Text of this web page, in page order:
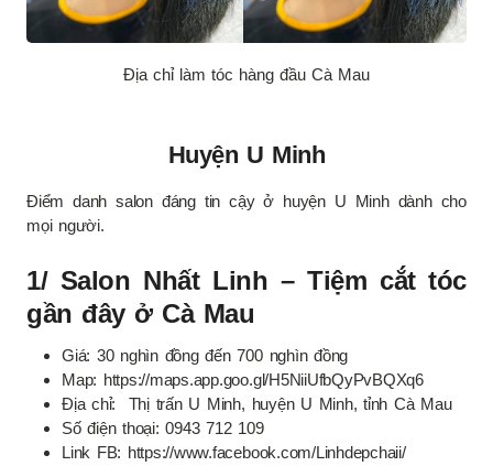
Địa chỉ làm tóc hàng đầu Cà Mau
Huyện U Minh
Điểm danh salon đáng tin cậy ở huyện U Minh dành cho
mọi người.
1/ Salon Nhất Linh – Tiệm cắt tóc
gần đây ở Cà Mau
Giá: 30 nghìn đồng đến 700 nghìn đồng
Map: https://maps.app.goo.gl/H5NiiUfbQyPvBQXq6
Địa chỉ: Thị trấn U Minh, huyện U Minh, tỉnh Cà Mau
Số điện thoại: 0943 712 109
Link FB: https://www.facebook.com/Linhdepchaii/